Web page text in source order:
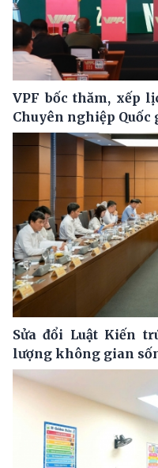
VPF bốc thăm, xếp
Chuyên nghiệp Quốc
Sửa đổi Luật Kiến
lượng không gian